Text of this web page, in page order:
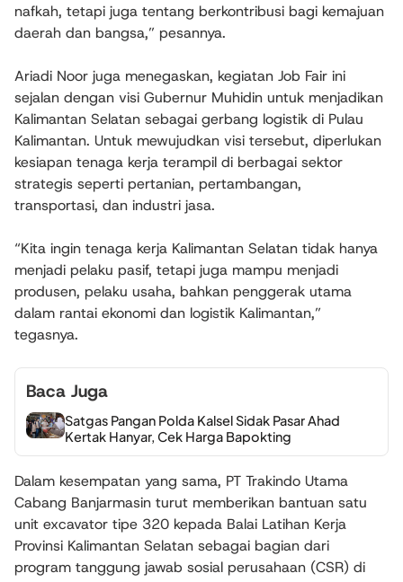
nafkah, tetapi juga tentang berkontribusi bagi kemajuan
daerah dan bangsa,” pesannya.
Ariadi Noor juga menegaskan, kegiatan Job Fair ini
sejalan dengan visi Gubernur Muhidin untuk menjadikan
Kalimantan Selatan sebagai gerbang logistik di Pulau
Kalimantan. Untuk mewujudkan visi tersebut, diperlukan
kesiapan tenaga kerja terampil di berbagai sektor
strategis seperti pertanian, pertambangan,
transportasi, dan industri jasa.
“Kita ingin tenaga kerja Kalimantan Selatan tidak hanya
menjadi pelaku pasif, tetapi juga mampu menjadi
produsen, pelaku usaha, bahkan penggerak utama
dalam rantai ekonomi dan logistik Kalimantan,”
tegasnya.
Baca Juga
Satgas Pangan Polda Kalsel Sidak Pasar Ahad
Kertak Hanyar, Cek Harga Bapokting
Dalam kesempatan yang sama, PT Trakindo Utama
Cabang Banjarmasin turut memberikan bantuan satu
unit excavator tipe 320 kepada Balai Latihan Kerja
Provinsi Kalimantan Selatan sebagai bagian dari
program tanggung jawab sosial perusahaan (CSR) di